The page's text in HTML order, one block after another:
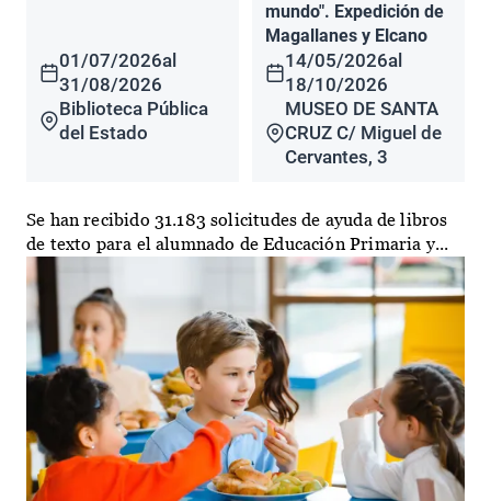
01/07/2026al
31/08/2026
Biblioteca Pública
del Estado
mundo". Expedición de
Magallanes y Elcano
14/05/2026al
18/10/2026
MUSEO DE SANTA
CRUZ C/ Miguel de
Cervantes, 3
Se han recibido 31.183 solicitudes de ayuda de libros
de texto para el alumnado de Educación Primaria y...